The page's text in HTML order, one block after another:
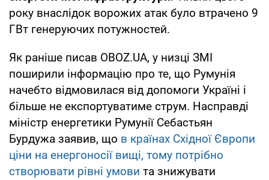
року внаслідок ворожих атак було втрачено 9
ГВт генеруючих потужностей.
Як раніше писав OBOZ.UA, у низці ЗМІ
поширили інформацію про те, що Румунія
начебто відмовилася від допомоги Україні і
більше не експортуватиме струм. Насправді
міністр енергетики Румунії Себастьян
Бурдужа заявив, що в країнах Східної Європи
ціни на енергоносії вищі, тому потрібно
створювати рівні умови та знижувати